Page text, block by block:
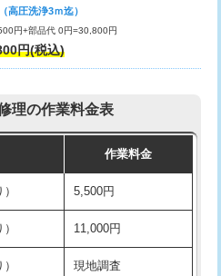
8,800円～
11,000円+材料費
16,500円+材料費
ッキ
13,200円+材料費
デッキ
16,500円+材料費
高圧洗浄3ｍ迄）
円+部品代 0円=30,800円
円(税込)
理の作業料金表
作業料金
5,500円
11,000円
現地調査